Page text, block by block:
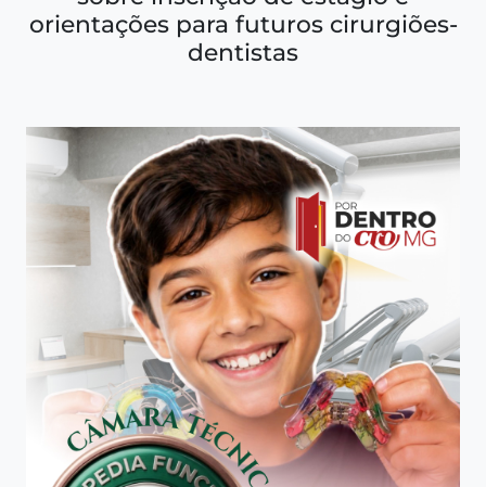
orientações para futuros cirurgiões-
dentistas